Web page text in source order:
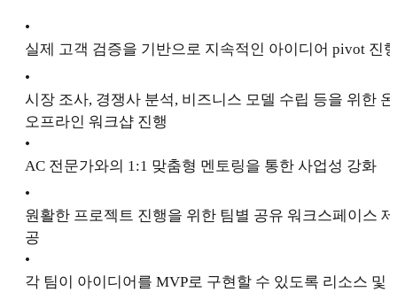
•
실제 고객 검증을 기반으로 지속적인 아이디어 pivot 진
•
시장 조사, 경쟁사 분석, 비즈니스 모델 수립 등을 위한
오프라인 워크샵 진행
•
AC 전문가와의 1:1 맞춤형 멘토링을 통한 사업성 강화
•
원활한 프로젝트 진행을 위한 팀별 공유 워크스페이스 제
공
•
각 팀이 아이디어를 MVP로 구현할 수 있도록 리소스 및